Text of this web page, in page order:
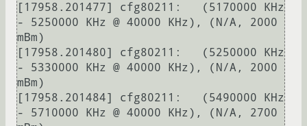
[17958.201477] cfg80211:   (5170000 KHz
- 5250000 KHz @ 40000 KHz), (N/A, 2000
mBm)
[17958.201480] cfg80211:   (5250000 KHz
- 5330000 KHz @ 40000 KHz), (N/A, 2000
mBm)
[17958.201484] cfg80211:   (5490000 KHz
- 5710000 KHz @ 40000 KHz), (N/A, 2700